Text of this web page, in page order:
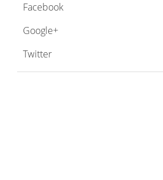
Facebook
Google+
Twitter